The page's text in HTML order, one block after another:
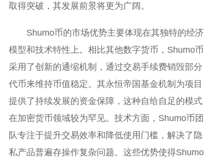
取得突破，其发展前景将更为广阔。
Shumo币的市场优势主要体现在其独特的经济
模型和技术特性上。相比其他数字货币，Shumo币
采用了创新的通缩机制，通过交易手续费销毁部分
代币来维持币值稳定。其永恒帝国基金机制为项目
提供了持续发展的资金保障，这种自给自足的模式
在加密货币领域较为罕见。技术方面，Shumo币团
队专注于提升交易效率和降低使用门槛，解决了隐
私产品普遍存操作复杂问题。这些优势使得Shumo